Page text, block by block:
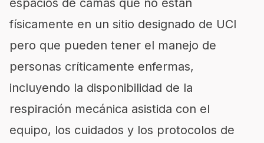
físicamente en un sitio designado de UCI
pero que pueden tener el manejo de
personas críticamente enfermas,
incluyendo la disponibilidad de la
respiración mecánica asistida con el
equipo, los cuidados y los protocolos de